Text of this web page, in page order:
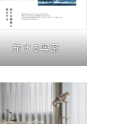
旅する喫茶